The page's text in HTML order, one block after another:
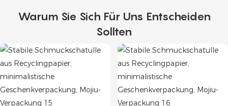
Warum Sie Sich Für Uns Entscheiden
Sollten